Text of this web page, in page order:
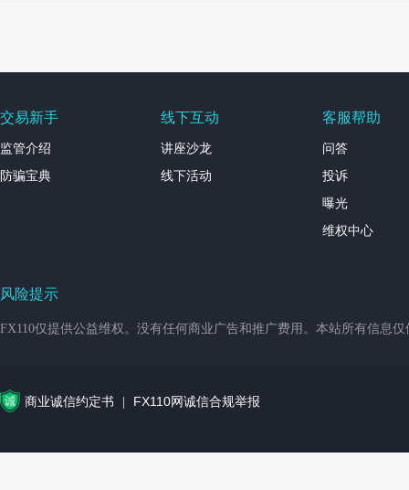
交易新手
监管介绍
防骗宝典
线下互动
讲座沙龙
线下活动
客服帮助
问答
投诉
曝光
维权中心
风险提示
FX110仅提供公益维权。没有任何商业广告和推广费用。本站所有信息
商业诚信约定书 FX110网诚信合规举报